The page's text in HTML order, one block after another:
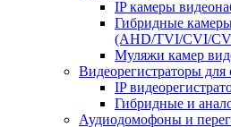
IP камеры
Гибридные
(AHD/TVI/CVI/
Муляжи камер
Видеорегистраторы
IP
Гибридные и
Аудиодомофоны и